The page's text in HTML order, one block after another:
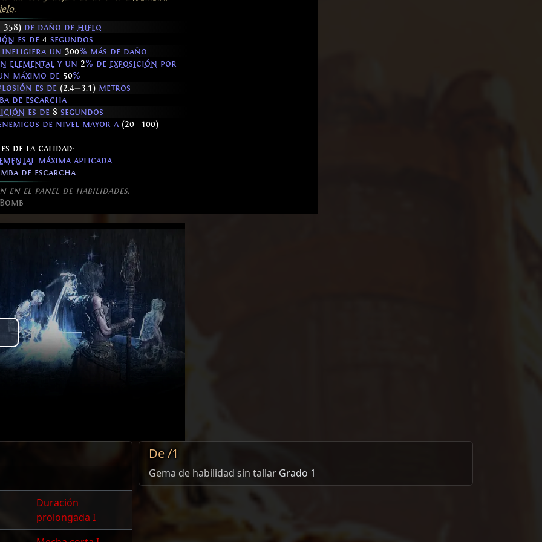
.
358)de daño de hielo
es de 4segundos
infligiera un 300% más de daño
elemental y un 2% de exposición por
máximo de 50%
es de (2.4—3.1)metros
de escarcha
es de 8segundos
de nivel mayor a (20—100)
de la calidad:
máxima aplicada
de escarcha
en el panel de habilidades.
Duración
prolongada I
De /1
Gema de habilidad sin tallar Grado 1